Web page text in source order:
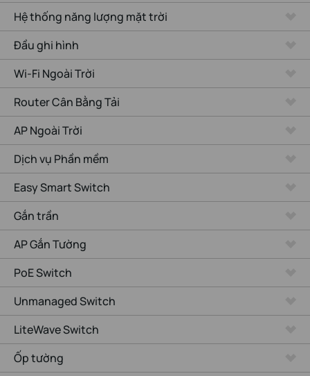
Hệ thống năng lượng mặt trời
Đầu ghi hình
Wi-Fi Ngoài Trời
Router Cân Bằng Tải
AP Ngoài Trời
Dịch vụ Phần mềm
Easy Smart Switch
Gắn trần
AP Gắn Tường
PoE Switch
Unmanaged Switch
LiteWave Switch
Ốp tường